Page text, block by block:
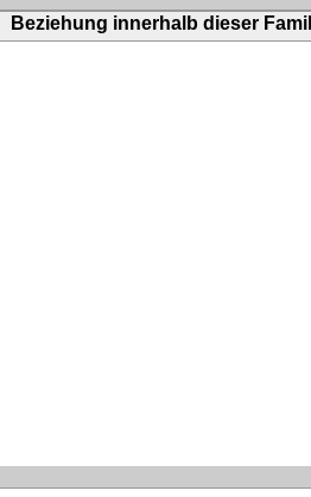
Beziehung innerhalb dieser